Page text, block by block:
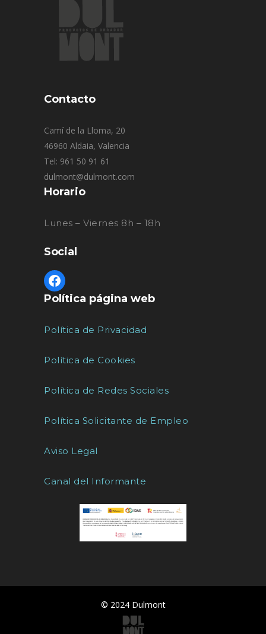
Contacto
Camí de la Lloma, 20
46960 Aldaia, Valencia
Tel: 961 50 91 61
dulmont@dulmont.com
Horario
Lunes – Viernes 8h – 18h
Social
Política página web
Política de Privacidad
Política de Cookies
Política de Redes Sociales
Política Solicitante de Empleo
Aviso Legal
Canal del Informante
© 2024 Dulmont